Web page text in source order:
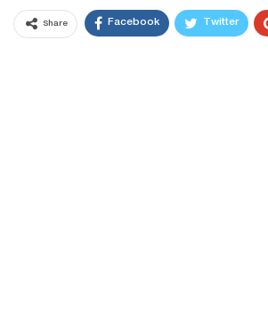
Share Facebook Twitter